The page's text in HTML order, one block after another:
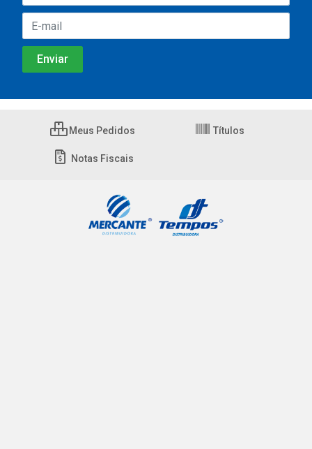
Meus Pedidos Títulos
Notas Fiscais